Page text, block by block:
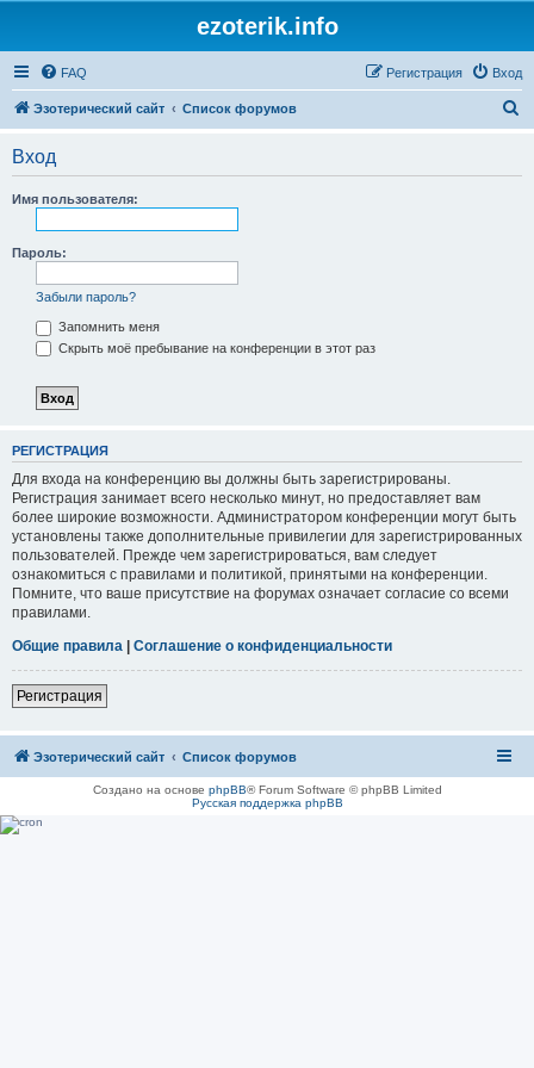
ezoterik.info
FAQ Вход
Регистрация
Эзотерический сайт Список форумов
Вход
Имя пользователя:
Пароль:
Забыли пароль?
Запомнить меня
Скрыть моё пребывание на конференции в этот раз
РЕГИСТРАЦИЯ
Для входа на конференцию вы должны быть зарегистрированы.
Регистрация занимает всего несколько минут, но предоставляет вам
более широкие возможности. Администратором конференции могут быть
установлены также дополнительные привилегии для зарегистрированных
пользователей. Прежде чем зарегистрироваться, вам следует
ознакомиться с правилами и политикой, принятыми на конференции.
Помните, что ваше присутствие на форумах означает согласие со всеми
правилами.
Общие правила | Соглашение о конфиденциальности
Регистрация
Эзотерический сайт Список форумов
Создано на основе phpBB® Forum Software © phpBB Limited
Русская поддержка phpBB